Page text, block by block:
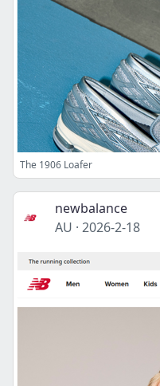
The 1906 Loafer
newbalance
AU · 2026-2-18